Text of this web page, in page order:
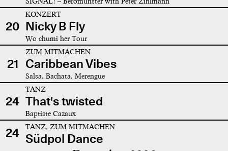
20
KONZERT
Nicky B Fly
Wo chumi her Tour
21
ZUM MITMACHEN
Caribbean Vibes
Salsa, Bachata, Merengue
24
TANZ
That's twisted
Baptiste Cazaux
24 TANZ, ZUM MITMACHEN
Südpol Dance